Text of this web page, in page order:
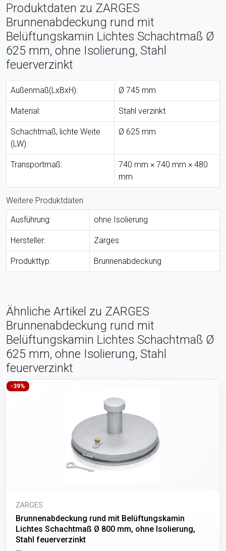
Produktdaten zu ZARGES
Brunnenabdeckung rund mit
Belüftungskamin Lichtes Schachtmaß Ø
625 mm, ohne Isolierung, Stahl
feuerverzinkt
Außenmaß(LxBxH): Ø 745 mm
Material: Stahl verzinkt
Schachtmaß, lichte Weite
(LW):
Ø 625 mm
Transportmaß:
740 mm × 740 mm × 480
mm
Weitere Produktdaten
Ausführung:
ohne Isolierung
Hersteller: Zarges
Produkttyp: Brunnenabdeckung
Ähnliche Artikel zu ZARGES
Brunnenabdeckung rund mit
Belüftungskamin Lichtes Schachtmaß Ø
625 mm, ohne Isolierung, Stahl
feuerverzinkt
-39%
ZARGES
Brunnenabdeckung rund mit Belüftungskamin
Lichtes Schachtmaß Ø 800 mm, ohne Isolierung,
Stahl feuerverzinkt